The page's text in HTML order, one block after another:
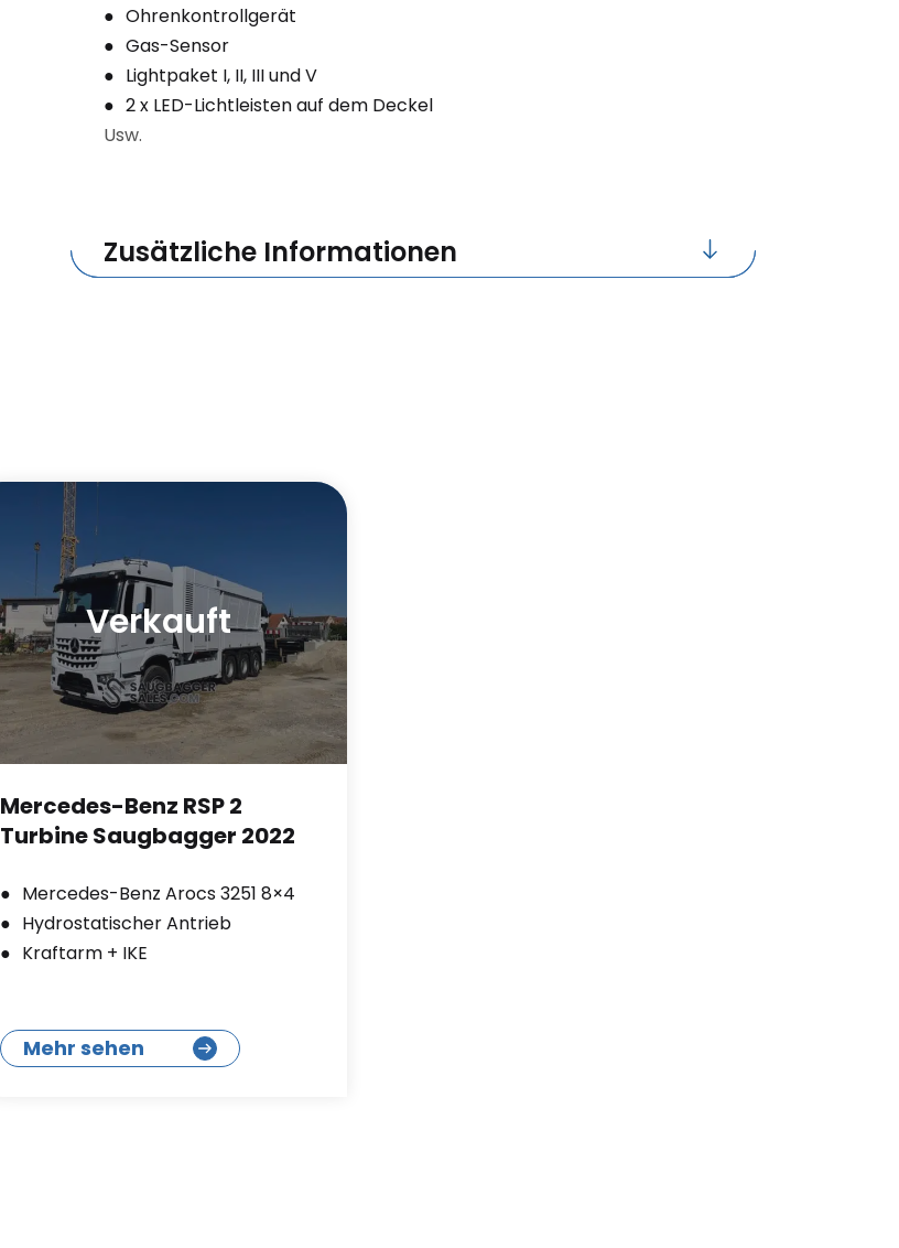
Ohrenkontrollgerät
Gas-Sensor
Lightpaket I, II, III und V
2 x LED-Lichtleisten auf dem Deckel
Usw.
Zusätzliche Informationen
Verkauft
Mercedes-Benz RSP 2
Turbine Saugbagger 2022
Mercedes-Benz Arocs 3251 8×4
Hydrostatischer Antrieb
Kraftarm + IKE
Mehr sehen